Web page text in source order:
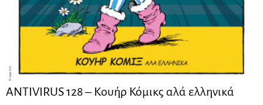
ANTIVIRUS 128 – Kουήρ Κόμικς αλά ελληνικά